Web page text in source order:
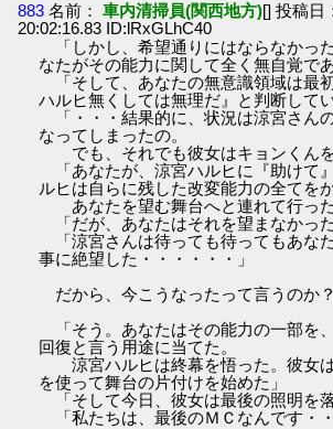
883 名前： 車内清掃員(関西地方)[] 投稿日
20:02:16.83 ID:lRxGLhC40
「しかし、希望通りにはならなかっ
なたがその能力に関して全く無自覚で
「そして、あなたの無意識領域は最
ハルヒ無くしては無理だ』と判断してい
「・・・結果的に、状況は涼宮さん
なってしまったの。
でも、それでも彼女はキョンくんを
「あなたが、涼宮ハルヒに『助けて
ルヒは自らに残した改変能力の全てを
あなたを望む舞台へと連れて行った
「だが、あなたはそれを望まなかった
「涼宮さんは待っても待ってもあな
事に絶望した・・・・・・」
だから、今こうなったって言うのか？
「そう。あなたはその能力の一部を
回復と言う用途に当てた。
涼宮ハルヒは終幕を悟った。彼女
を使って舞台の片付けを始めた」
「そして今日、彼女は最後の照明を落
「私たちは、最後のＭＣなんです・・